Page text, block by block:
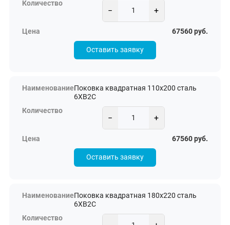
− +
67560 руб.
Оставить заявку
Поковка квадратная 110х200 сталь
6ХВ2С
− +
67560 руб.
Оставить заявку
Поковка квадратная 180х220 сталь
6ХВ2С